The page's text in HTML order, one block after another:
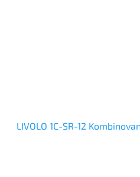
LIVOLO 1C-SR-12